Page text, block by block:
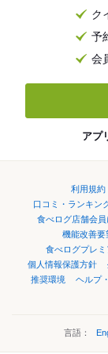
ク
予
会
アプ
利用規約
口コミ・ランキン
食べログ店舗会員
機能改善要
食べログプレ
個人情報保護方針
推奨環境
ヘルプ
言語：